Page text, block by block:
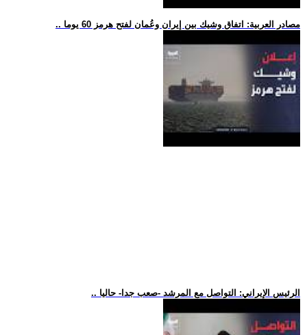
.. مصادر العربية: اتفاق وشيك بين إيران وعُمان لفتح هرمز 60 يوما
.. الرئيس الإيراني: التواصل مع المرشد -صعب جدا- حاليا